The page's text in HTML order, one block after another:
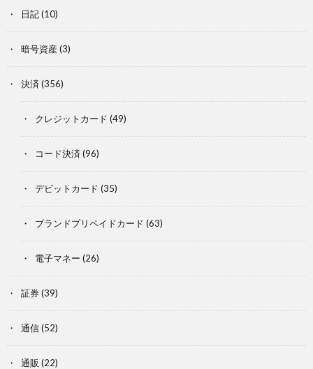
日記(10)
暗号資産 (3)
決済 (356)
クレジットカード (49)
コード決済 (96)
デビットカード (35)
ブランドプリペイドカード (63)
電子マネー (26)
証券(39)
通信(52)
通販 (22)